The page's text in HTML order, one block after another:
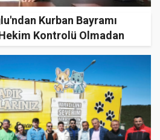
Kurban Bayramı
Kontrolü Olmadan